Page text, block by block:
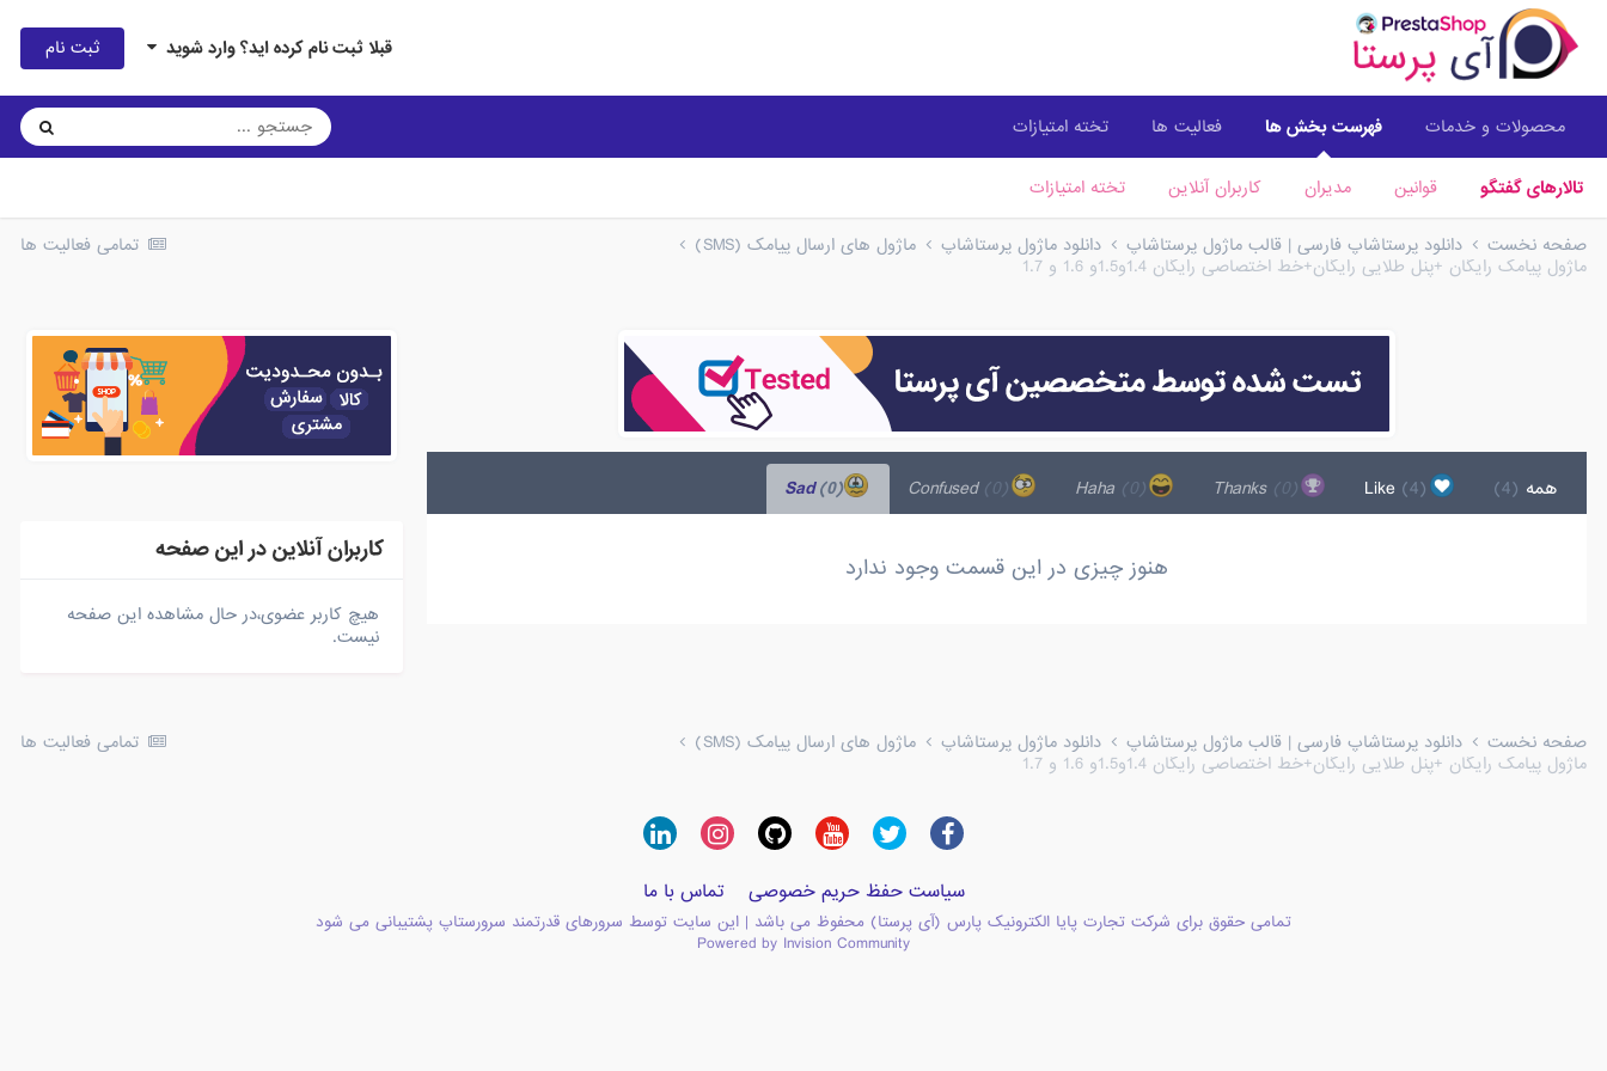
قبلا ثبت نام کرده اید؟ وارد شوید ثبت نام
محصولات و خدمات فهرست بخش ها
تالارهای گفتگو قوانین مدیران کاربران آنلاین تخته امتیازات
فعالیت ها تخته امتیازات
تمامی فعالیت ها صفحه نخست دانلود پرستاشاپ فارسی | قالب ماژول پرستاشاپ دانلود ماژول پرستاشاپ
ماژول های ارسال پیامک (SMS)
ماژول پیامک رایگان +پنل طلایی رایگان+خط اختصاصی رایگان 1.4و1.5و 1.6 و 1.7
همه (4)
Like
(4)
Thanks
(0)
Haha
(0)
Confused
(0)
Sad
(0)
هنوز چیزی در این قسمت وجود ندارد
کاربران آنلاین در این صفحه
هیچ کاربر عضوی،در حال مشاهده این صفحه
نیست.
تمامی فعالیت ها صفحه نخست دانلود پرستاشاپ فارسی | قالب ماژول پرستاشاپ دانلود ماژول پرستاشاپ
ماژول های ارسال پیامک (SMS)
ماژول پیامک رایگان +پنل طلایی رایگان+خط اختصاصی رایگان 1.4و1.5و 1.6 و 1.7
سیاست حفظ حریم خصوصی تماس با ما
تمامی حقوق برای شرکت تجارت پایا الکترونیک پارس (آی پرستا) محفوظ می باشد | این سایت توسط سرورهای قدرتمند سرورستاپ پشتیبانی می شود
Powered by Invision Community